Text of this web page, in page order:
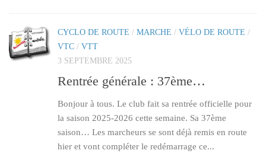
CYCLO DE ROUTE / MARCHE / VÉLO DE ROUTE /
VTC / VTT
3 SEPTEMBRE 2025
Rentrée générale : 37ème…
Bonjour à tous. Le club fait sa rentrée officielle pour
la saison 2025-2026 cette semaine. Sa 37ème
saison… Les marcheurs se sont déjà remis en route
hier et vont compléter le redémarrage ce...